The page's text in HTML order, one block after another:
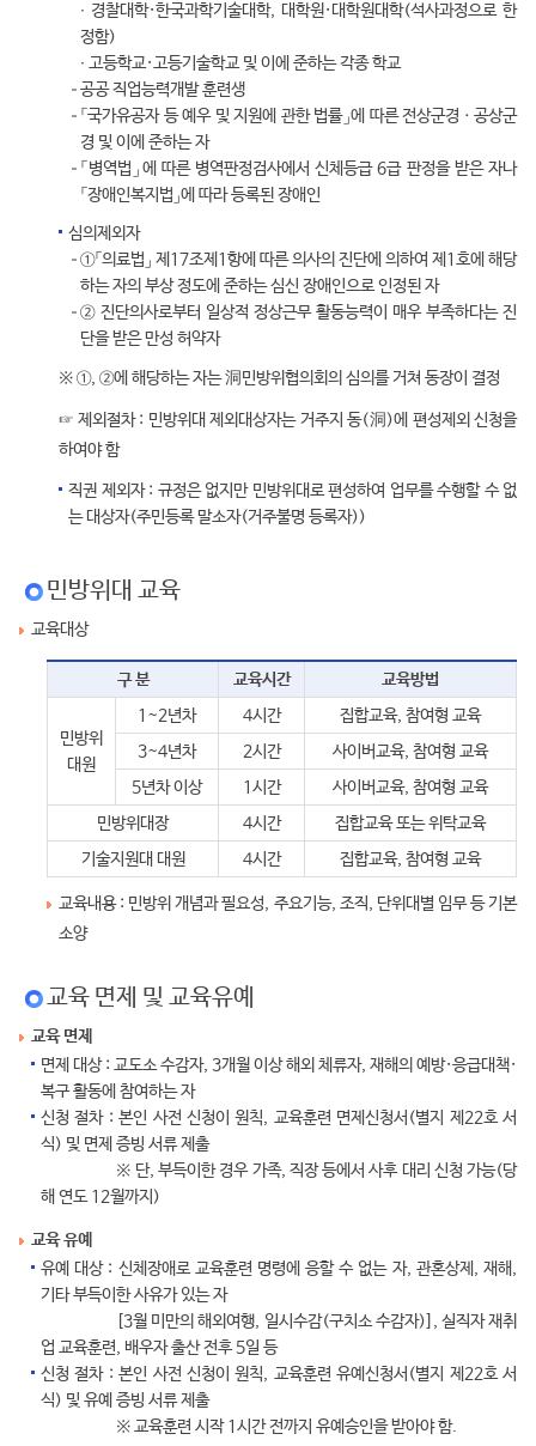
∙ 경찰대학·한국과학기술대학, 대학원·대학원대학(석사과정으로 한
정함)
∙ 고등학교·고등기술학교 및 이에 준하는 각종 학교
공공 직업능력개발 훈련생
「국가유공자 등 예우 및 지원에 관한 법률」에 따른 전상군경ㆍ공상군
경 및 이에 준하는 자
「병역법」에 따른 병역판정검사에서 신체등급 6급 판정을 받은 자나
「장애인복지법」에 따라 등록된 장애인
심의제외자
①「의료법」 제17조제1항에 따른 의사의 진단에 의하여 제1호에 해당
하는 자의 부상 정도에 준하는 심신 장애인으로 인정된 자
② 진단의사로부터 일상적 정상근무 활동능력이 매우 부족하다는 진
단을 받은 만성 허약자
※ ①, ②에 해당하는 자는 洞민방위협의회의 심의를 거쳐 동장이 결정
☞ 제외절차 : 민방위대 제외대상자는 거주지 동(洞)에 편성제외 신청을
하여야 함
직권 제외자 : 규정은 없지만 민방위대로 편성하여 업무를 수행할 수 없
는 대상자(주민등록 말소자(거주불명 등록자))
민방위대 교육
교육대상
구 분 교육시간 교육방법
민방위
대원
1~2년차 4시간
집합교육, 참여형 교육
3~4년차
2시간
사이버교육, 참여형 교육
5년차 이상
1시간
사이버교육, 참여형 교육
민방위대장
4시간
집합교육 또는 위탁교육
기술지원대 대원
4시간 집합교육, 참여형 교육
교육내용 : 민방위 개념과 필요성, 주요기능, 조직, 단위대별 임무 등 기본
소양
교육 면제 및 교육유예
교육 면제
면제 대상 : 교도소 수감자, 3개월 이상 해외 체류자, 재해의 예방·응급대책·
복구 활동에 참여하는 자
신청 절차 : 본인 사전 신청이 원칙, 교육훈련 면제신청서(별지 제22호 서
식) 및 면제 증빙 서류 제출
※ 단, 부득이한 경우 가족, 직장 등에서 사후 대리 신청 가능(당
해 연도 12월까지)
교육 유예
유예 대상 : 신체장애로 교육훈련 명령에 응할 수 없는 자, 관혼상제, 재해,
기타 부득이한 사유가 있는 자
[3월 미만의 해외여행, 일시수감(구치소 수감자)], 실직자 재취
업 교육훈련, 배우자 출산 전후 5일 등
신청 절차 : 본인 사전 신청이 원칙, 교육훈련 유예신청서(별지 제22호 서
식) 및 유예 증빙 서류 제출
※ 교육훈련 시작 1시간 전까지 유예승인을 받아야 함.